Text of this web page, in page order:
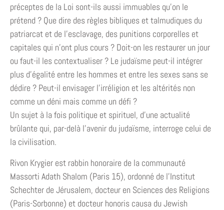
préceptes de la Loi sont-ils aussi immuables qu’on le
prétend ? Que dire des règles bibliques et talmudiques du
patriarcat et de l’esclavage, des punitions corporelles et
capitales qui n’ont plus cours ? Doit-on les restaurer un jour
ou faut-il les contextualiser ? Le judaïsme peut-il intégrer
plus d’égalité entre les hommes et entre les sexes sans se
dédire ? Peut-il envisager l’irréligion et les altérités non
comme un déni mais comme un défi ?
Un sujet à la fois politique et spirituel, d’une actualité
brûlante qui, par-delà l’avenir du judaïsme, interroge celui de
la civilisation.
Rivon Krygier est rabbin honoraire de la communauté
Massorti Adath Shalom (Paris 15), ordonné de l’Institut
Schechter de Jérusalem, docteur en Sciences des Religions
(Paris-Sorbonne) et docteur honoris causa du Jewish